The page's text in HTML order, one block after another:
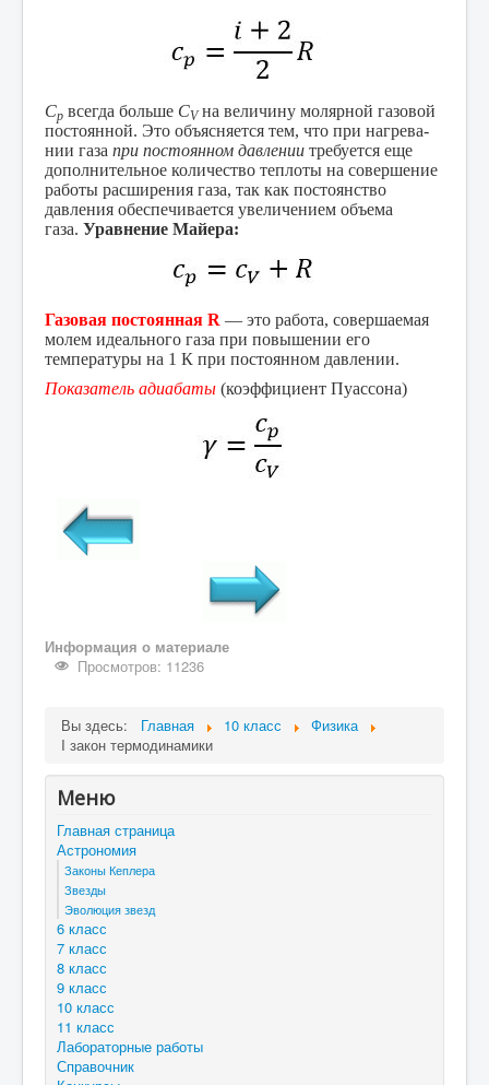
Ср всегда больше СVна величину молярной газовой
постоянной. Это объясняется тем, что при нагрева­
нии газа при постоянном давлении требуется еще
дополнительное количество теплоты на совершение
работы расширения газа, так как постоянство
давления обеспечивается увеличением объема
газа. Уравнение Майера:
Газовая постоянная R — это работа, совершаемая
молем идеального газа при повышении его
температуры на 1 К при постоянном давлении.
Показатель адиабаты (коэффициент Пуассона)
Информация о материале
Просмотров: 11236
Вы здесь: Главная 10 класс
Физика
I закон термодинамики
Меню
Главная страница
Астрономия
Законы Кеплера
Звезды
Эволюция звезд
6 класс
7 класс
8 класс
9 класс
10 класс
11 класс
Лабораторные работы
Справочник